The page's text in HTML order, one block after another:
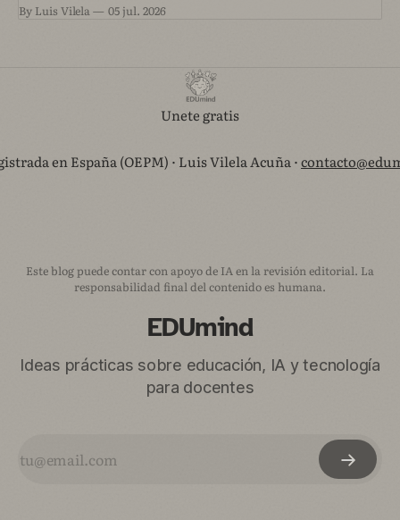
proyecto que está en marcha ahora. Una convocatoria de
By Luis Vilela 05 jul. 2026
Unete gratis
en España (OEPM) · Luis Vilela Acuña ·
Este blog puede contar con apoyo de IA en la revisión editorial. La
responsabilidad final del contenido es humana.
EDUmind
Ideas prácticas sobre educación, IA y tecnología
para docentes